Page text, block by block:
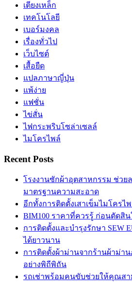
เตียงเหล็ก
เทคโนโลยี
เบอร์มงคล
เรื่องทั่วไป
เว็บไซต์
เสื้อยืด
แปลภาษาญี่ปุ่น
แพ้ง่าย
แฟชั่น
ไข่สั่น
ไฟกระพริบโซล่าเซลล์
ไมโครไพล์
Recent Posts
โรงงานซักผ้าอุตสาหกรรม ช่วย
มาตรฐานความสะอาด
อีกทั้งการติดตั้งเสาเข็มไมโครไ
BIM100 ราคาที่ควรรู้ ก่อนตัดสิ
การติดตั้งและบำรุงรักษา SEW
ได้ยาวนาน
การติดตั้งผ้าม่านจากร้านผ้าม่า
อย่างพิถีพิถัน
รถเช่าพร้อมคนขับช่วยให้คุณสา